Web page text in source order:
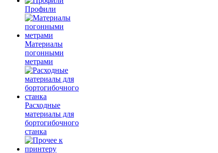
Профили
Материалы
погонными
метрами
Расходные
материалы для
бортогибочного
станка